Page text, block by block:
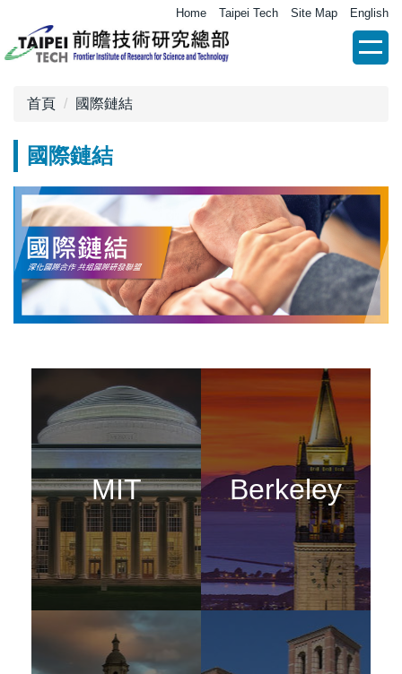
到
主
區
Home Taipei Tech Site Map English
首頁 國際鏈結
國際鏈結
MIT Berkeley